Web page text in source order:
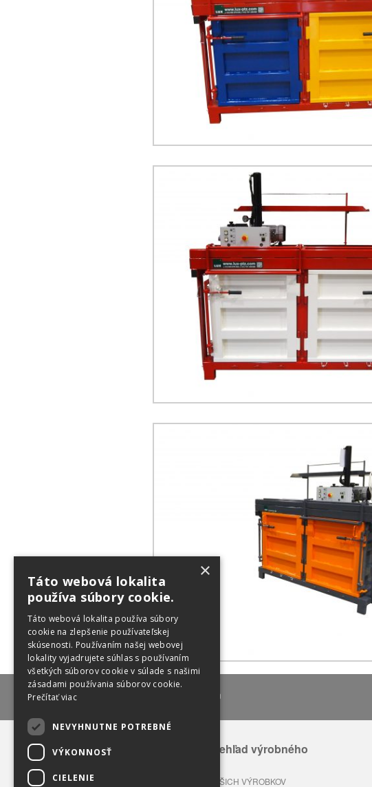
ENVIRONMENTAL
lux@lux-sk.com
Celkový prehľad výrobného
APLIKÁCIA NAŠICH VÝROBKOV
×
Táto webová lokalita
používa súbory cookie.
Táto webová lokalita používa súbory
cookie na zlepšenie používateľskej
skúsenosti. Používaním našej webovej
lokality vyjadrujete súhlas s používaním
všetkých súborov cookie v súlade s našimi
zásadami používania súborov cookie.
Prečítať viac
NEVYHNUTNE POTREBNÉ
VÝKONNOSŤ
CIELENIE